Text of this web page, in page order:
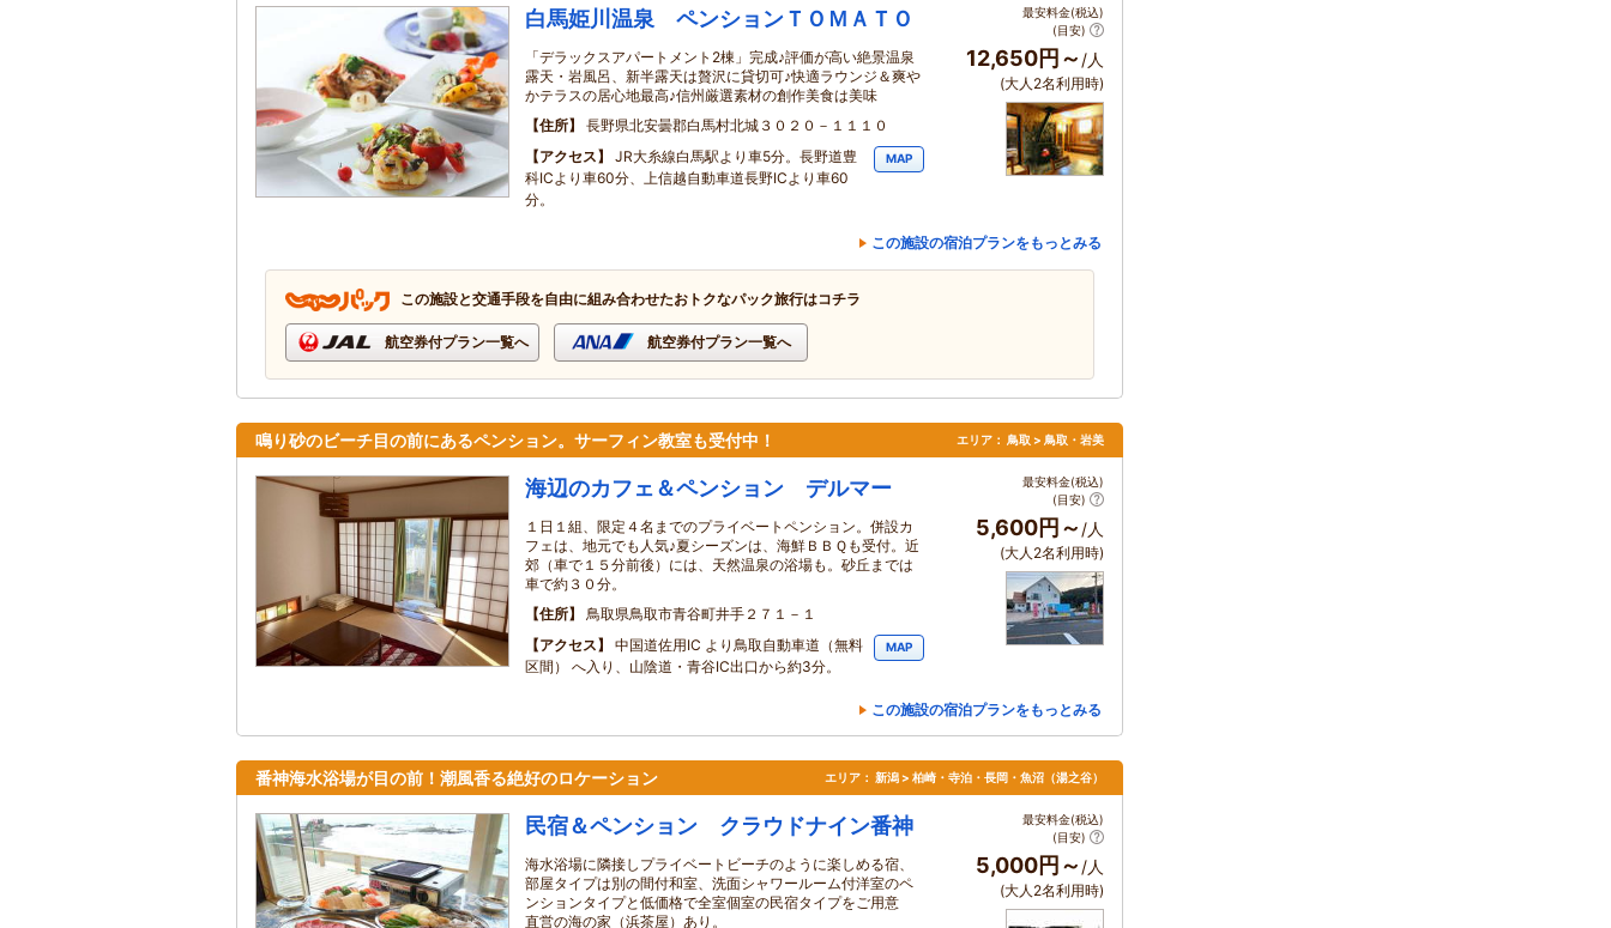
白馬姫川温泉 ペンションＴＯＭＡＴＯ
「デラックスアパートメント2棟」完成♪評価が高い絶景温泉
露天・岩風呂、新半露天は贅沢に貸切可♪快適ラウンジ＆爽や
かテラスの居心地最高♪信州厳選素材の創作美食は美味
住所
長野県北安曇郡白馬村北城３０２０－１１１０
アクセス
JR大糸線白馬駅より車5分。長野道豊
科ICより車60分、上信越自動車道長野ICより車60
分。
MAP
最安料金(税込)
(目安)
12,650円～ /人
(大人2名利用時)
この施設の宿泊プランをもっとみる
この施設と交通手段を自由に組み合わせたおトクなパック旅行はコチラ
航空券付プラン一覧へ 航空券付プラン一覧へ
鳴り砂のビーチ目の前にあるペンション。サーフィン教室も受付中！ エリア： 鳥取 > 鳥取・岩美
海辺のカフェ＆ペンション デルマー
１日１組、限定４名までのプライベートペンション。併設カ
フェは、地元でも人気♪夏シーズンは、海鮮ＢＢＱも受付。近
郊（車で１５分前後）には、天然温泉の浴場も。砂丘までは
車で約３０分。
住所
鳥取県鳥取市青谷町井手２７１－１
アクセス
中国道佐用IC より鳥取自動車道（無料
区間） へ入り、山陰道・青谷IC出口から約3分。
MAP
最安料金(税込)
(目安)
5,600円～ /人
(大人2名利用時)
この施設の宿泊プランをもっとみる
番神海水浴場が目の前！潮風香る絶好のロケーション エリア： 新潟 > 柏崎・寺泊・長岡・魚沼（湯之谷）
民宿＆ペンション クラウドナイン番神
海水浴場に隣接しプライベートビーチのように楽しめる宿、
部屋タイプは別の間付和室、洗面シャワールーム付洋室のペ
ンションタイプと低価格で全室個室の民宿タイプをご用意
直営の海の家（浜茶屋）あり。
最安料金(税込)
(目安)
5,000円～ /人
(大人2名利用時)